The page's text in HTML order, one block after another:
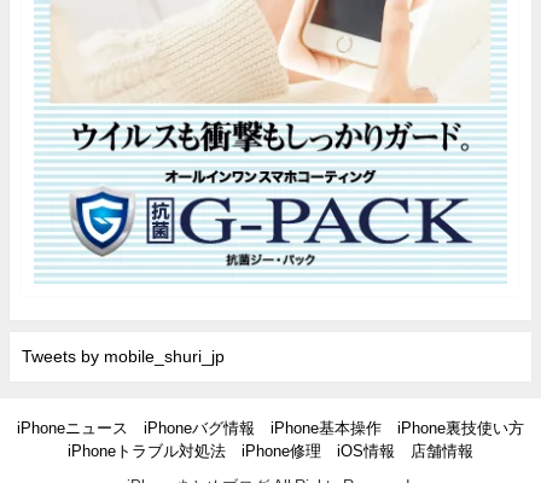
Tweets by mobile_shuri_jp
iPhoneニュース iPhoneバグ情報 iPhone基本操作
iPhone裏技使い方
iPhoneトラブル対処法
iPhone修理 iOS情報 店舗情報